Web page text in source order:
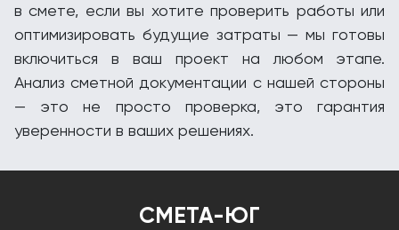
в смете, если вы хотите проверить работы или
оптимизировать будущие затраты — мы готовы
включиться в ваш проект на любом этапе.
Анализ сметной документации с нашей стороны
— это не просто проверка, это гарантия
уверенности в ваших решениях.
СМЕТА-ЮГ